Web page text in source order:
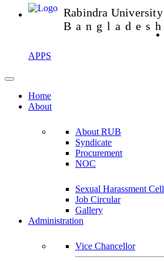
Rabindra University
Bangladesh
APPS
Home
About
About RUB
Syndicate
Procurement
NOC
Sexual Harassment Cell
Job Circular
Gallery
Administration
Vice Chancellor